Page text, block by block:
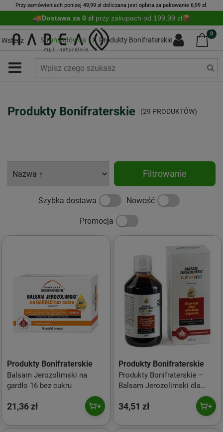
Przy zamówieniach poniżej 49,99 zł doliczana jest opłata za pakowanie 6,99 zł.
Dostawa za 0 zł przy zakupach od 199,99 zł
0
Wstecz Strona główna Produkty Bonifraterskie
Produkty Bonifraterskie (29 PRODUKTÓW)
Filtrowanie
Szybka dostawa Nowość
Promocja
Produkty Bonifraterskie
Balsam Jerozolimski na
gardło 16 bez cukru
21,36 zł
Produkty Bonifraterskie
Produkty Bonifraterskie −
Balsam Jerozolimski dla
34,51 zł